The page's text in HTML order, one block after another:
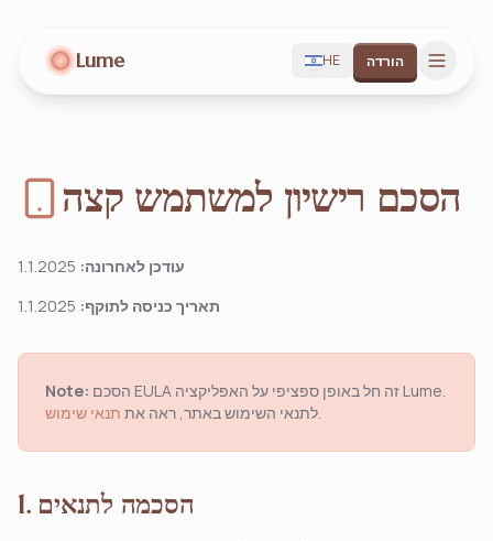
Lume HE הורדה
הסכם רישיון למשתמש קצה
עודכן לאחרונה: 1.1.2025
תאריך כניסה לתוקף: 1.1.2025
Note: הסכם EULA זה חל באופן ספציפי על האפליקציה Lume.
לתנאי השימוש באתר, ראה את תנאי שימוש .
1. הסכמה לתנאים